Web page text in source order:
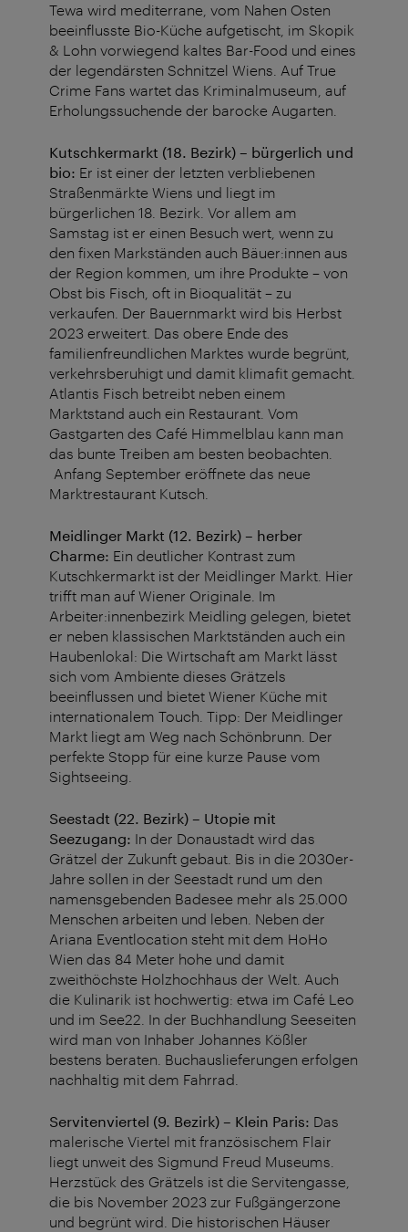
Tewa wird mediterrane, vom Nahen Osten
beeinflusste Bio-Küche aufgetischt, im Skopik
& Lohn vorwiegend kaltes Bar-Food und eines
der legendärsten Schnitzel Wiens. Auf True
Crime Fans wartet das Kriminalmuseum, auf
Erholungssuchende der barocke Augarten.
Kutschkermarkt (18. Bezirk) – bürgerlich und
bio: Er ist einer der letzten verbliebenen
Straßenmärkte Wiens und liegt im
bürgerlichen 18. Bezirk. Vor allem am
Samstag ist er einen Besuch wert, wenn zu
den fixen Markständen auch Bäuer:innen aus
der Region kommen, um ihre Produkte – von
Obst bis Fisch, oft in Bioqualität – zu
verkaufen. Der Bauernmarkt wird bis Herbst
2023 erweitert. Das obere Ende des
familienfreundlichen Marktes wurde begrünt,
verkehrsberuhigt und damit klimafit gemacht.
Atlantis Fisch betreibt neben einem
Marktstand auch ein Restaurant. Vom
Gastgarten des Café Himmelblau kann man
das bunte Treiben am besten beobachten.
Anfang September eröffnete das neue
Marktrestaurant Kutsch.
Meidlinger Markt (12. Bezirk) – herber
Charme: Ein deutlicher Kontrast zum
Kutschkermarkt ist der Meidlinger Markt. Hier
trifft man auf Wiener Originale. Im
Arbeiter:innenbezirk Meidling gelegen, bietet
er neben klassischen Marktständen auch ein
Haubenlokal: Die Wirtschaft am Markt lässt
sich vom Ambiente dieses Grätzels
beeinflussen und bietet Wiener Küche mit
internationalem Touch. Tipp: Der Meidlinger
Markt liegt am Weg nach Schönbrunn. Der
perfekte Stopp für eine kurze Pause vom
Sightseeing.
Seestadt (22. Bezirk) – Utopie mit
Seezugang: In der Donaustadt wird das
Grätzel der Zukunft gebaut. Bis in die 2030er-
Jahre sollen in der Seestadt rund um den
namensgebenden Badesee mehr als 25.000
Menschen arbeiten und leben. Neben der
Ariana Eventlocation steht mit dem HoHo
Wien das 84 Meter hohe und damit
zweithöchste Holzhochhaus der Welt. Auch
die Kulinarik ist hochwertig: etwa im Café Leo
und im See22. In der Buchhandlung Seeseiten
wird man von Inhaber Johannes Kößler
bestens beraten. Buchauslieferungen erfolgen
nachhaltig mit dem Fahrrad.
Servitenviertel (9. Bezirk) – Klein Paris: Das
malerische Viertel mit französischem Flair
liegt unweit des Sigmund Freud Museums.
Herzstück des Grätzels ist die Servitengasse,
die bis November 2023 zur Fußgängerzone
und begrünt wird. Die historischen Häuser